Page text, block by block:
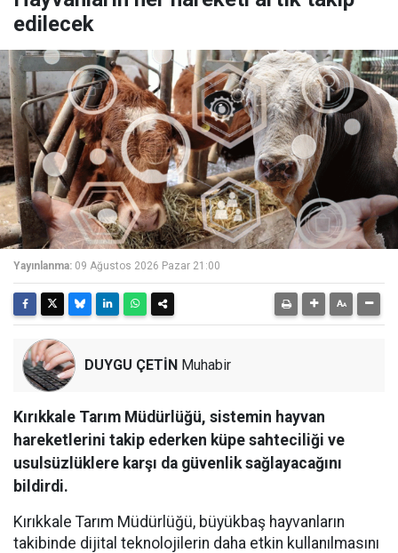
edilecek
Yayınlanma: 09 Ağustos 2026 Pazar 21:00
DUYGU ÇETİN Muhabir
Kırıkkale Tarım Müdürlüğü, sistemin hayvan
hareketlerini takip ederken küpe sahteciliği ve
usulsüzlüklere karşı da güvenlik sağlayacağını
bildirdi.
Kırıkkale Tarım Müdürlüğü, büyükbaş hayvanların
takibinde dijital teknolojilerin daha etkin kullanılmasını